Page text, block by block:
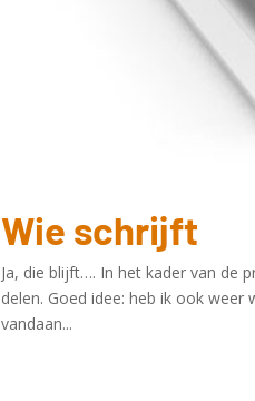
Wie schrijft
Ja, die blijft…. In het kader van de
delen. Goed idee: heb ik ook
vandaan...